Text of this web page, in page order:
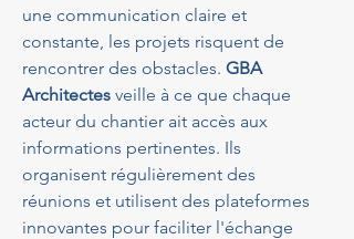
une communication claire et
constante, les projets risquent de
rencontrer des obstacles. GBA
Architectes veille à ce que chaque
acteur du chantier ait accès aux
informations pertinentes. Ils
organisent régulièrement des
réunions et utilisent des plateformes
innovantes pour faciliter l'échange